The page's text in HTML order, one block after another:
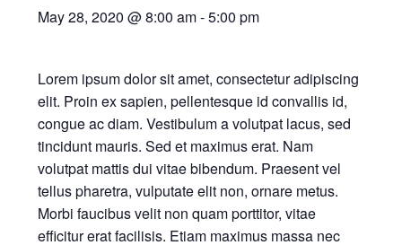
with
Integrity,
and
Service.
May 28, 2020 @ 8:00 am-5:00 pm
Lorem ipsum dolor sit amet, consectetur adipiscing
elit. Proin ex sapien, pellentesque id convallis id,
congue ac diam. Vestibulum a volutpat lacus, sed
tincidunt mauris. Sed et maximus erat. Nam
volutpat mattis dui vitae bibendum. Praesent vel
tellus pharetra, vulputate elit non, ornare metus.
Morbi faucibus velit non quam porttitor, vitae
efficitur erat facilisis. Etiam maximus massa nec